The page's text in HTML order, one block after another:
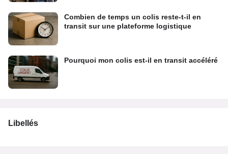
Combien de temps un colis reste-t-il en
transit sur une plateforme logistique
Pourquoi mon colis est-il en transit accéléré
Libellés